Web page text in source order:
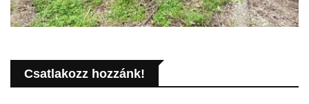
Csatlakozz hozzánk!